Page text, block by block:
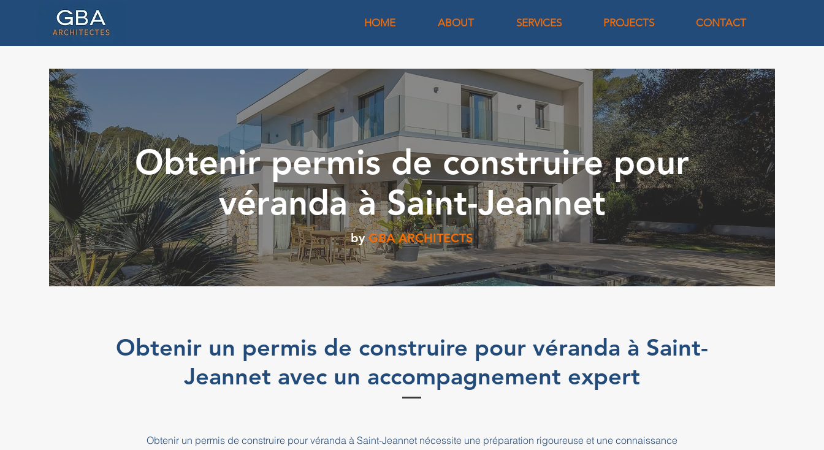
HOME ABOUT SERVICES PROJECTS CONTACT
Obtenir permis de construire pour
véranda à Saint-Jeannet
by GBA ARCHITECTS
Obtenir un permis de construire pour véranda à Saint-
Jeannet avec un accompagnement expert
Obtenir un permis de construire pour véranda à Saint-Jeannet nécessite une préparation rigoureuse et une connaissance